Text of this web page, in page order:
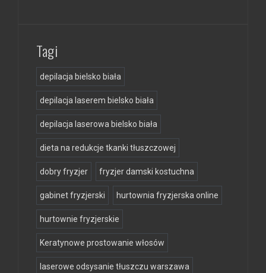
Tagi
depilacja bielsko biała
depilacja laserem bielsko biała
depilacja laserowa bielsko biała
dieta na redukcje tkanki tłuszczowej
dobry fryzjer fryzjer damski kostuchna
gabinet fryzjerski hurtownia fryzjerska online
hurtownie fryzjerskie
Keratynowe prostowanie włosów
laserowe odsysanie tłuszczu warszawa